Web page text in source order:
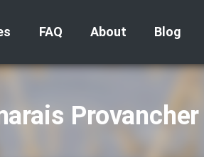
FAQ About Blog
Provancher